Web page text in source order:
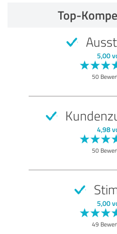
Top-
5,00
50
4,98
50
5,00
49